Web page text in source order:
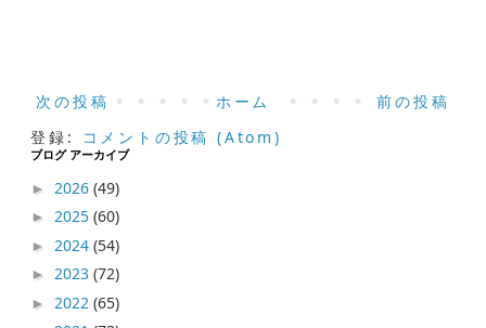
次の投稿 前の投稿
ホーム
登録:
コメントの投稿 (Atom)
ブログ アーカイブ
► 2026(49)
►2025(60)
► 2024(54)
►2023(72)
► 2022(65)